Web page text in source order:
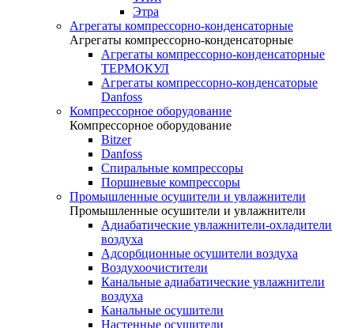
Этра
Агрегаты компрессорно-конденсаторные
Агрегаты компрессорно-конденсаторные
Агрегаты компрессорно-конденсаторные
ТЕРМОКУЛ
Агрегаты компрессорно-конденсаторые
Danfoss
Компрессорное оборудование
Компрессорное оборудование
Bitzer
Danfoss
Спиральные компрессоры
Поршневые компрессоры
Промышленные осушители и увлажнители
Промышленные осушители и увлажнители
Адиабатические увлажнители-охладители
воздуха
Адсорбционные осушители воздуха
Воздухоочистители
Канальные адиабатические увлажнители
воздуха
Канальные осушители
Настенные осушители